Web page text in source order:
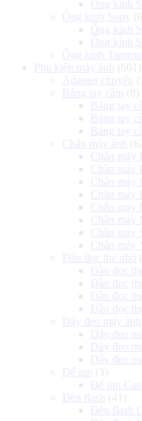
Ống kính
Ống kính Sony
Ống kính
Ống kính
Ống kính Tamron
Phụ kiện máy ảnh
(601)
Adapter chuyển
Báng tay cầm (8)
Báng tay
Báng tay
Báng tay
Chân máy ảnh
Chân máy
Chân máy
Chân máy
Chân máy
Chân máy
Chân máy
Chân máy
Chân máy
Đầu đọc thẻ nhớ
Đầu đọc
Đầu đọc
Đầu đọc
Đầu đọc
Dây đeo máy ảnh
Dây đeo
Dây đeo
Dây đeo
Đế pin
(3)
Đế pin
Đèn flash
(41)
Đèn flash